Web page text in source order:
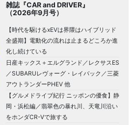
雑誌『CAR and DRIVER』
（2026年9月号）
【時代を駆けるxEVは界隈はハイブリッド
全盛期】電動化の流れは止まるどころか進
化し続けている
日産キックス＋エルグランド／レクサスES
／SUBARUレヴォーグ・レイバック／三菱
アウトランダーPHEV 他
【グルメドライブ紀行 ニッポンの優食】静
岡・浜松編／翡翠色の暴れ川、天竜川沿い
をホンダCR-Vで旅する